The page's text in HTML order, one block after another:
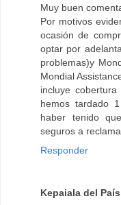
Muy buen
Por motivos
ocasión de
optar por
problemas)y
Mondial
incluye
hemos tardado
haber tenido
seguros a
Responder
Kepaiala del